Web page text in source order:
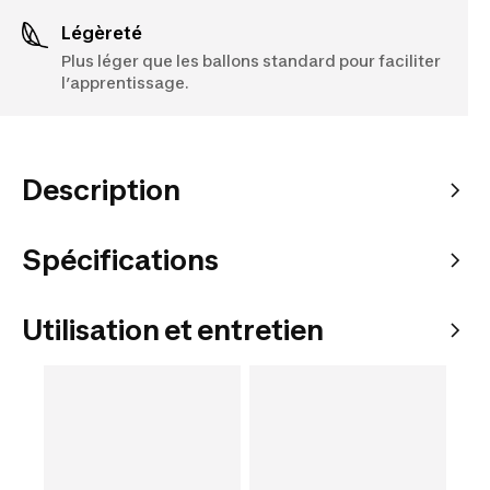
Légèreté
Plus léger que les ballons standard pour faciliter
l’apprentissage.
Description
Spécifications
Utilisation et entretien